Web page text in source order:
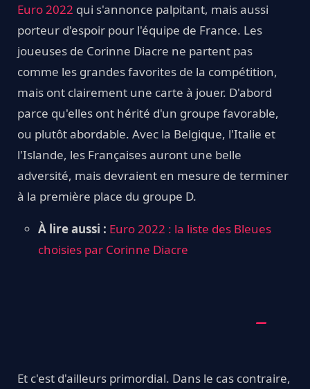
Euro 2022 qui s'annonce palpitant, mais aussi
porteur d'espoir pour l'équipe de France. Les
joueuses de Corinne Diacre ne partent pas
comme les grandes favorites de la compétition,
mais ont clairement une carte à jouer. D'abord
parce qu'elles ont hérité d'un groupe favorable,
ou plutôt abordable. Avec la Belgique, l'Italie et
l'Islande, les Françaises auront une belle
adversité, mais devraient en mesure de terminer
à la première place du groupe D.
À lire aussi : Euro 2022 : la liste des Bleues
choisies par Corinne Diacre
Et c'est d'ailleurs primordial. Dans le cas contraire,